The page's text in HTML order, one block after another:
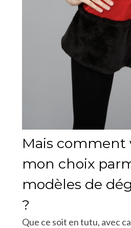
Mais comment
mon choix
modèles de
?
Que ce soit en tutu, avec